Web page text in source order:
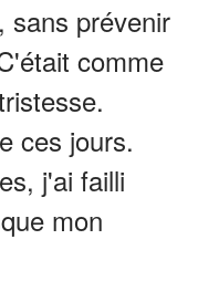
sans prévenir
comme
ces jours.
j'ai failli
mon